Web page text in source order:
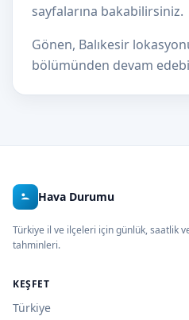
sayfalarına bakabilirsiniz.
Gönen, Balıkesir
bölümünden devam
Hava Durumu
Türkiye il ve ilçeleri için günlük, saatlik
tahminleri.
KEŞFET
Türkiye